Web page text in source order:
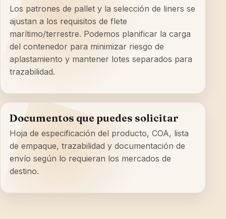
Los patrones de pallet y la selección de liners se
ajustan a los requisitos de flete
marítimo/terrestre. Podemos planificar la carga
del contenedor para minimizar riesgo de
aplastamiento y mantener lotes separados para
trazabilidad.
Documentos que puedes solicitar
Hoja de especificación del producto, COA, lista
de empaque, trazabilidad y documentación de
envío según lo requieran los mercados de
destino.